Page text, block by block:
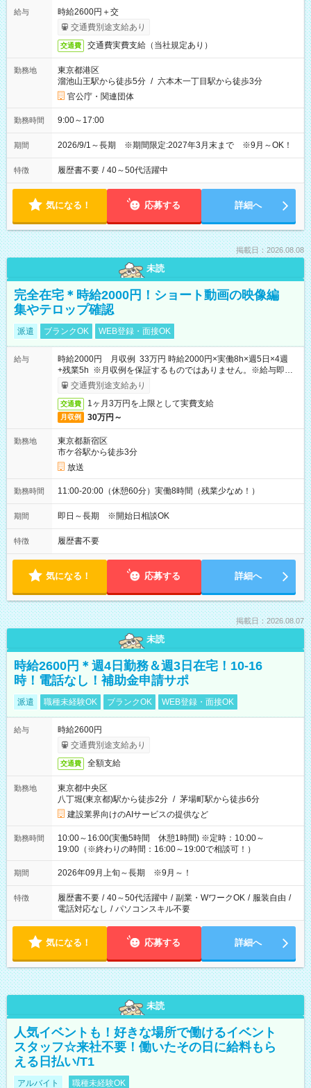
給与
時給2600円＋交
交通費別途支給あり
交通費 交通費実費支給（当社規定あり）
勤務地
東京都港区
溜池山王駅から徒歩5分 / 六本木一丁目駅から徒歩3分
官公庁・関連団体
勤務時間 9:00～17:00
期間 2026/9/1～長期 ※期間限定:2027年3月末まで ※9月～OK！
特徴 履歴書不要 / 40～50代活躍中
気になる！ 応募する 詳細へ
掲載日：2026.08.08
未読
完全在宅＊時給2000円！ショート動画の映像編
集やテロップ確認
派遣 ブランクOK WEB登録・面接OK
給与
時給2000円 月収例 33万円 時給2000円×実働8h×週5日×4週
+残業5h ※月収例を保証するものではありません。※給与即受
取りサービス利用可（利用条件有）
交通費別途支給あり
交通費 1ヶ月3万円を上限として実費支給
月収例 30万円～
勤務地
東京都新宿区
市ケ谷駅から徒歩3分
放送
勤務時間 11:00-20:00（休憩60分）実働8時間（残業少なめ！）
期間 即日～長期 ※開始日相談OK
特徴 履歴書不要
気になる！ 応募する 詳細へ
掲載日：2026.08.07
未読
時給2600円＊週4日勤務＆週3日在宅！10-16
時！電話なし！補助金申請サポ
派遣 職種未経験OK ブランクOK WEB登録・面接OK
給与
時給2600円
交通費別途支給あり
交通費 全額支給
勤務地
東京都中央区
八丁堀(東京都)駅から徒歩2分 / 茅場町駅から徒歩6分
建設業界向けのAIサービスの提供など
勤務時間
10:00～16:00(実働5時間 休憩1時間) ※定時：10:00～
19:00（※終わりの時間：16:00～19:00で相談可！）
期間 2026年09月上旬～長期 ※9月～！
特徴 履歴書不要 / 40～50代活躍中 / 副業・WワークOK / 服装自由 /
電話対応なし / パソコンスキル不要
気になる！ 応募する 詳細へ
未読
人気イベントも！好きな場所で働けるイベント
スタッフ☆来社不要！働いたその日に給料もら
える日払い/T1
アルバイト 職種未経験OK